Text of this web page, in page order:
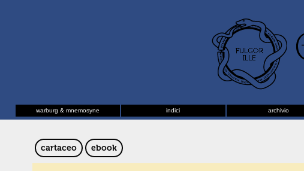
warburg & mnemosyne
indici archivio
cartaceo ebook